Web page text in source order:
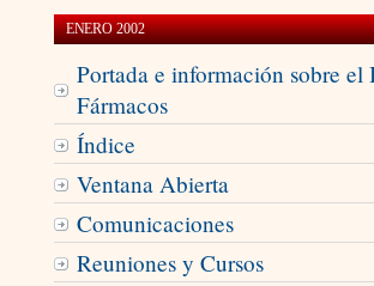
ENERO 2002
Portada e información sobre el
Fármacos
Índice
Ventana Abierta
Comunicaciones
Reuniones y Cursos